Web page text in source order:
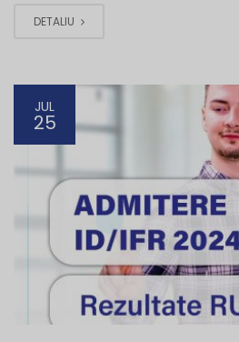
DETALIU
JUL
25